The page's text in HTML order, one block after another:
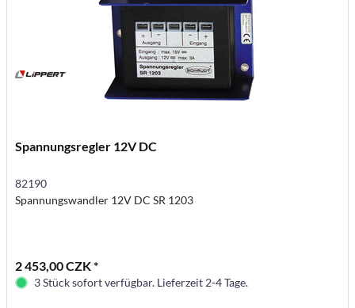
Spannungsregler 12V DC
82190
Spannungswandler 12V DC SR 1203
2 453,00 CZK *
3 Stück sofort verfügbar. Lieferzeit 2-4 Tage.